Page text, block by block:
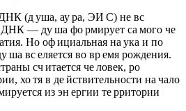
(д уша, ау ра, ЭИ С) не вс
ДНК — ду ша фо рмирует са мого че
Но оф ициальная на ука и по
ша вс еляется во вр емя рождения.
сч итается че ловек, ро
хо тя в де йствительности на чало
из эн ергии те рритории